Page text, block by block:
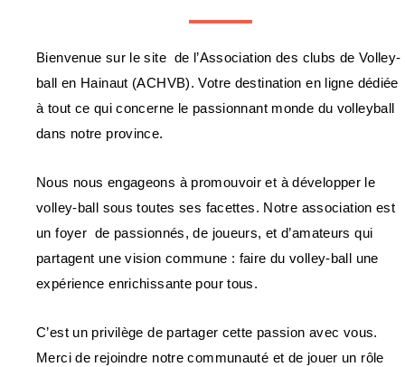
Bienvenue sur le site de l’Association des clubs de Volley-
ball en Hainaut (ACHVB). Votre destination en ligne dédiée
à tout ce qui concerne le passionnant monde du volleyball
dans notre province.
Nous nous engageons à promouvoir et à développer le
volley-ball sous toutes ses facettes. Notre association est
un foyer de passionnés, de joueurs, et d’amateurs qui
partagent une vision commune : faire du volley-ball une
expérience enrichissante pour tous.
C’est un privilège de partager cette passion avec vous.
Merci de rejoindre notre communauté et de jouer un rôle